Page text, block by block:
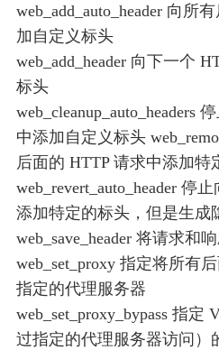
web_add_auto_header 向所
加自定义标头
web_add_header 向下一个
标头
web_cleanup_auto_headers
中添加自定义标头
后面的 HTTP 请求中添加特
web_revert_auto_header 停
添加特定的标头，但是生成
web_save_header 将请求和
web_set_proxy 指定将所有
指定的代理服务器
web_set_proxy_bypass 指定
过指定的代理服务器访问）